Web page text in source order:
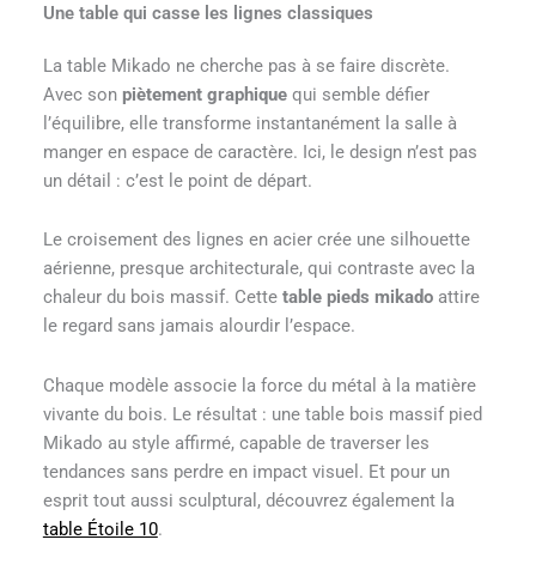
Une table qui casse les lignes classiques
La table Mikado ne cherche pas à se faire discrète.
Avec son piètement graphiquequi semble défier
l’équilibre, elle transforme instantanément la salle à
manger en espace de caractère. Ici, le design n’est pas
un détail : c’est le point de départ.
Le croisement des lignes en acier crée une silhouette
aérienne, presque architecturale, qui contraste avec la
chaleur du bois massif. Cette table pieds mikadoattire
le regard sans jamais alourdir l’espace.
Chaque modèle associe la force du métal à la matière
vivante du bois. Le résultat : une table bois massif pied
Mikado au style affirmé, capable de traverser les
tendances sans perdre en impact visuel. Et pour un
esprit tout aussi sculptural, découvrez également la
table Étoile 10.